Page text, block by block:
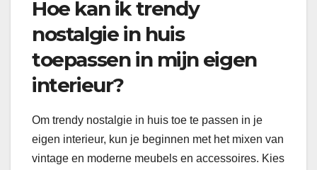
Hoe kan ik trendy
nostalgie in huis
toepassen in mijn eigen
interieur?
Om trendy nostalgie in huis toe te passen in je
eigen interieur, kun je beginnen met het mixen van
vintage en moderne meubels en accessoires. Kies